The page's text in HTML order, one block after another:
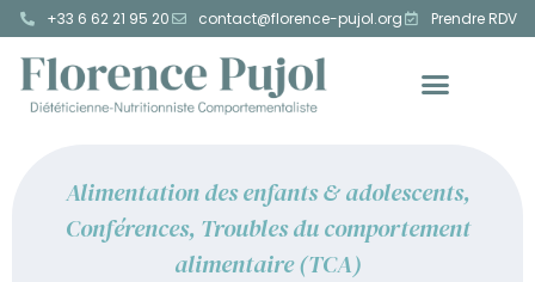
+33 6 62 21 95 20 contact@florence-pujol.org Prendre RDV
Alimentation des enfants & adolescents,
Conférences, Troubles du comportement
alimentaire (TCA)